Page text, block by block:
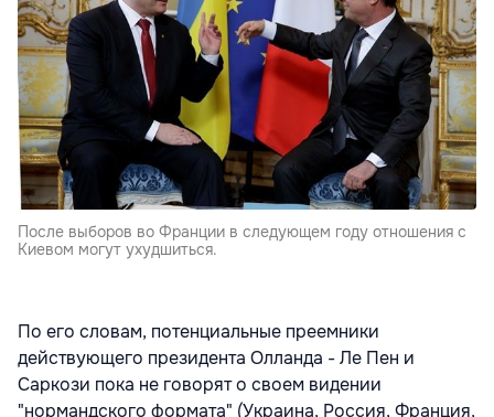
После выборов во Франции в следующем году отношения с
Киевом могут ухудшиться.
По его словам, потенциальные преемники
действующего президента Олланда - Ле Пен и
Саркози пока не говорят о своем видении
"нормандского формата" (Украина, Россия, Франция,